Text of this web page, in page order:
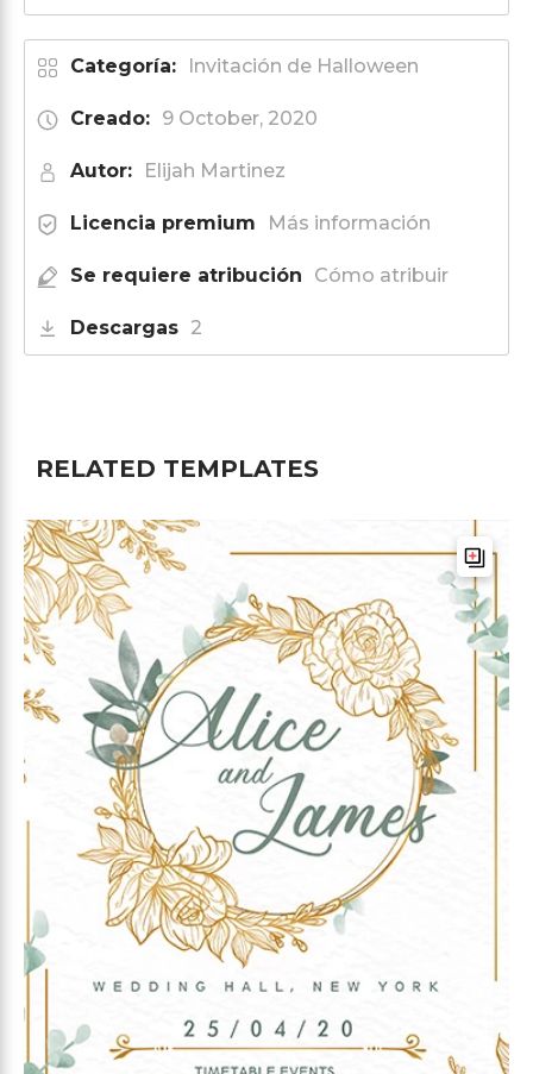
Categoría: Invitación de Halloween
Creado: 9 October, 2020
Autor: Elijah Martinez
Licencia premium Más información
Se requiere atribución Cómo atribuir
Descargas 2
RELATED TEMPLATES